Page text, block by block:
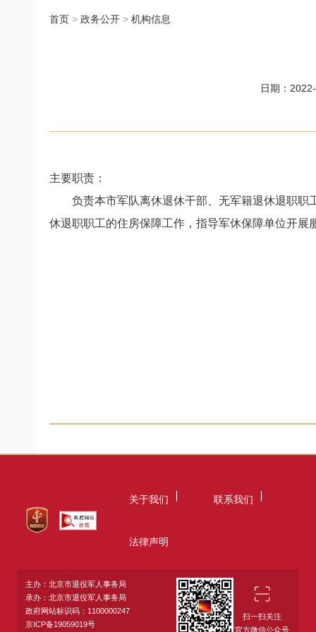
首页 > 政务公开 > 机构信息
日期：
主要职责 ：
负责本市军队离休退休干部、无军籍退休退职职
休退职职工的住房保障工作，指导军休保障单位开展
关于我们 联系我们
法律声明
主办：北京市退役军人事务局
承办：北京市退役军人事务局
政府网站标识码：1100000247
京ICP备19059019号
扫一扫关注
官方微信公众号